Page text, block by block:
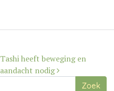
Tashi heeft beweging en
aandacht nodig